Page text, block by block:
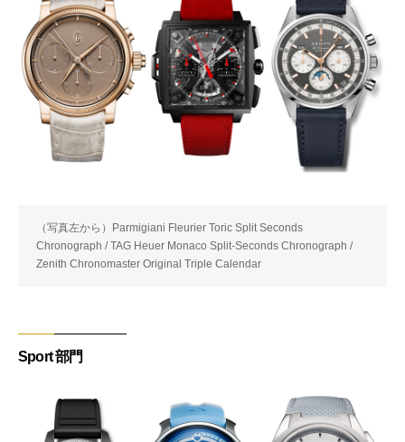
（写真左から）Parmigiani Fleurier Toric Split Seconds
Chronograph / TAG Heuer Monaco Split-Seconds Chronograph /
Zenith Chronomaster Original Triple Calendar
Sport 部門